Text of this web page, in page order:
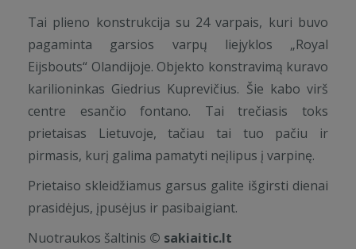
Tai plieno konstrukcija su 24 varpais, kuri buvo
pagaminta garsios varpų liejyklos „Royal
Eijsbouts“ Olandijoje. Objekto konstravimą kuravo
karilioninkas Giedrius Kuprevičius. Šie kabo virš
centre esančio fontano. Tai trečiasis toks
prietaisas Lietuvoje, tačiau tai tuo pačiu ir
pirmasis, kurį galima pamatyti neįlipus į varpinę.
Prietaiso skleidžiamus garsus galite išgirsti dienai
prasidėjus, įpusėjus ir pasibaigiant.
Nuotraukos šaltinis © sakiaitic.lt